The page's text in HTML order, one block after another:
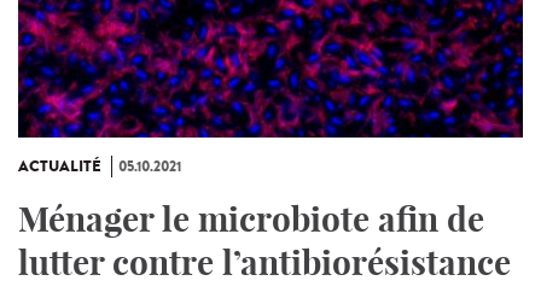
ACTUALITÉ 05.10.2021
Ménager le microbiote afin de
lutter contre l’antibiorésistance